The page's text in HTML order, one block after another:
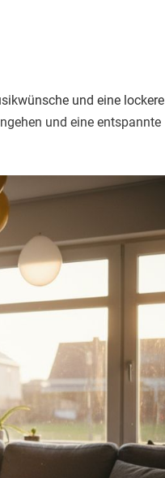
und eine lockere
und eine entspannte